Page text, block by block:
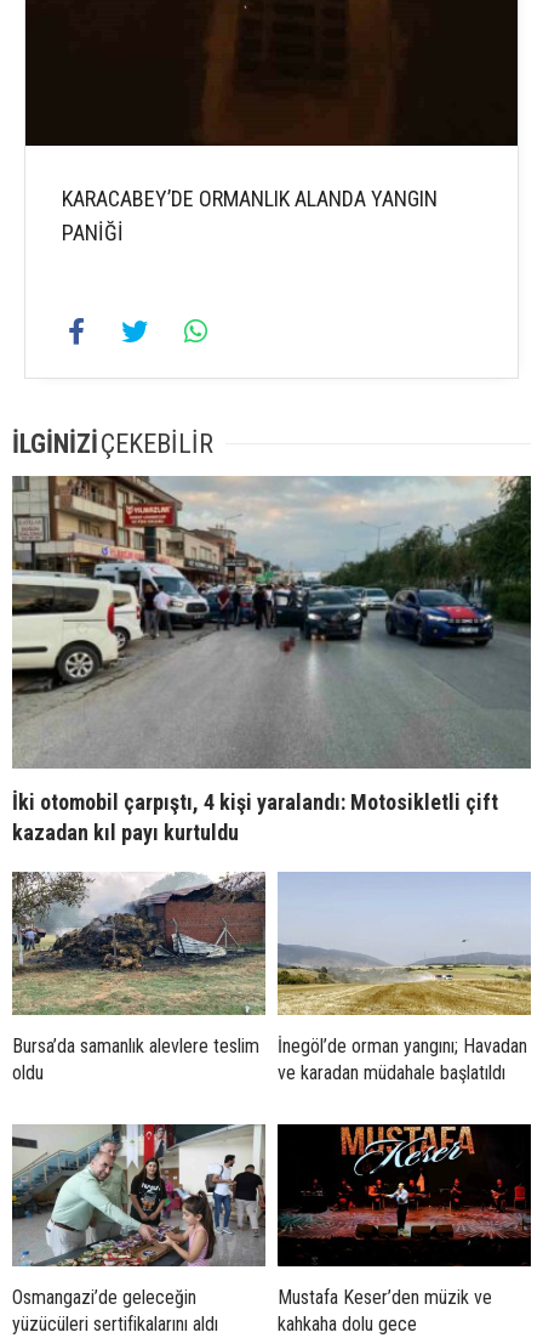
KARACABEY’DE ORMANLIK ALANDA YANGIN
PANİĞİ
İLGİNİZİÇEKEBİLİR
İki otomobil çarpıştı, 4 kişi yaralandı: Motosikletli çift
kazadan kıl payı kurtuldu
Bursa’da samanlık alevlere teslim
oldu
İnegöl’de orman yangını; Havadan
ve karadan müdahale başlatıldı
Osmangazi’de geleceğin
yüzücüleri sertifikalarını aldı
Mustafa Keser’den müzik ve
kahkaha dolu gece